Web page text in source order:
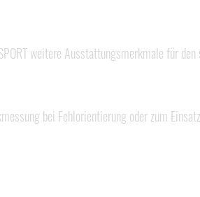
weitere Ausstattungsmerkmale für
bei Fehlorientierung oder zum